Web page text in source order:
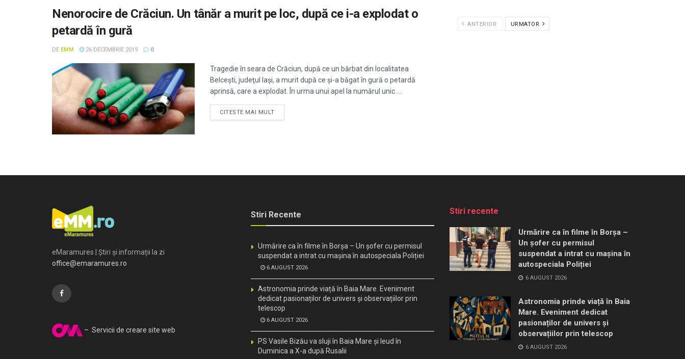
Nenorocire de Crăciun. Un tânăr a murit pe loc, după ce i-a explodat o
petardă în gură
DE EMM 26 DECEMBRIE 2019 0
Tragedie în seara de Crăciun, după ce un bărbat din localitatea
Belceşti, judeţul Iaşi, a murit după ce şi-a băgat în gură o petardă
aprinsă, care a explodat. În urma unui apel la numărul unic ...
CITESTE MAI MULT
ANTERIOR URMATOR
eMaramures | Știri și informații la zi
office@emaramures.ro
– Servicii de creare site web
Stiri Recente
Urmărire ca în filme în Borșa – Un șofer cu permisul
suspendat a intrat cu mașina în autospeciala Poliției
6 AUGUST 2026
Astronomia prinde viață în Baia Mare. Eveniment
dedicat pasionaților de univers și observațiilor prin
telescop
6 AUGUST 2026
PS Vasile Bizău va sluji în Baia Mare și Ieud în
Duminica a X-a după Rusalii
Stiri recente
Urmărire ca în filme în Borșa –
Un șofer cu permisul
suspendat a intrat cu mașina în
autospeciala Poliției
6 AUGUST 2026
Astronomia prinde viață în Baia
Mare. Eveniment dedicat
pasionaților de univers și
observațiilor prin telescop
6 AUGUST 2026